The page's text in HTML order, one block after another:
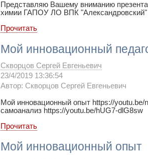
Представляю Вашему вниманию
химии ГАПОУ ЛО ВПК
Прочитать
Мой инновационный
Скворцов Сергей Евгеньевич
23/4/2019 13:36:54
Автор: Скворцов Сергей Евгеньевич
Мой инновационный опыт https://
самоанализ https://youtu.be/hUG7-dlG8sw
Прочитать
Мой инновационный опыт